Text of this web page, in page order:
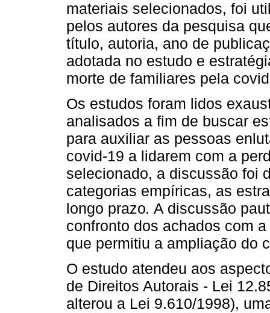
materiais selecionados, foi
pelos autores da pesquisa
título, autoria, ano de
adotada no estudo e
morte de familiares pela
Os estudos foram lidos
analisados a fim de buscar
para auxiliar as pessoas
covid-19 a lidarem com a
selecionado, a discussão foi
categorias empíricas, as
longo prazo. A discussão
confronto dos achados com
que permitiu a ampliação do
O estudo atendeu aos
de Direitos Autorais - Lei
alterou a Lei 9.610/1998),